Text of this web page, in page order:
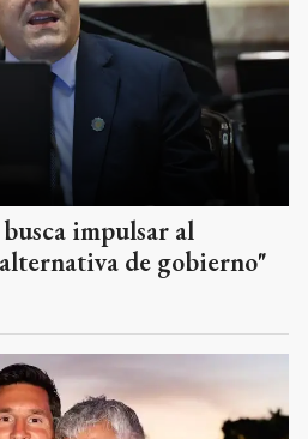
impulsar al
de gobierno"